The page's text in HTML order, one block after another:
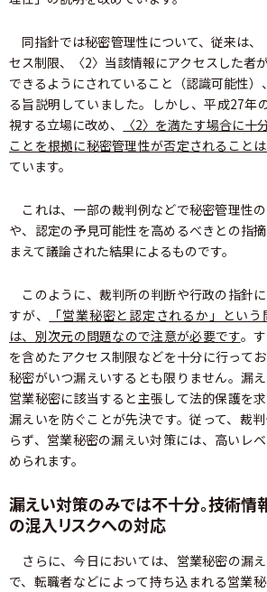
同指針では秘密管理性について、従来は、
セス制限、〈2〉当該情報にアクセスした者
できるようにされていること（認識可能性
る旨説明していました。しかし、平成27年
視する立場に改め、
〈2〉を満たす場合に十
ことを根拠に秘密管理性が否定されること
ています。
これは、一部の裁判例などで秘密管理性
や、認定の予見可能性を高めるべきとの指
まえて議論された結果によるものです。
このように、裁判所の判断や行政の指針
すが、
「営業秘密と認定されるか」という
は、別次元の問題なので注意が必要です。
を含めたアクセス制限などを十分に行って
秘密がいつ漏えいするとも限りません。漏
営業秘密に該当すると主張して法的保護を
漏えいを防ぐことが先決です。従って、裁
らず、営業秘密の漏えい対策には、高いレ
められます。
漏えい対策のみでは不十分。技術情
の混入リスクへの対応
さらに、今日においては、営業秘密の漏
で、転職者などによって持ち込まれる営業